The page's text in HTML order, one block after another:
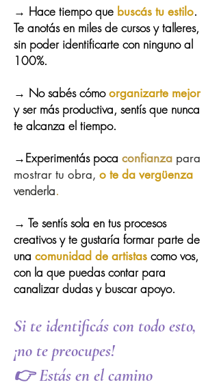
→ Hace tiempo que buscás tu estilo.
Te anotás en miles de cursos y talleres,
sin poder identificarte con ninguno al
100%.
→ No sabés cómoorganizarte mejor
y ser más productiva, sentís que nunca
te alcanza el tiempo.
→Experimentás poca confianza para
mostrar tu obra, o te da vergüenza
venderla.
→ Te sentís sola en tus procesos
creativos y te gustaría formar parte de
una comunidad de artistas como vos,
con la que puedas contar para
canalizar dudas y buscar apoyo.
Si te identificás con todo esto,
¡no te preocupes!
👉 Estás en el camino